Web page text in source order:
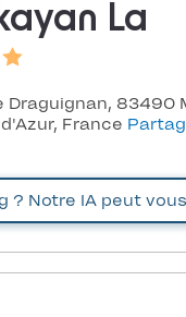
La
Draguignan, 83490
France